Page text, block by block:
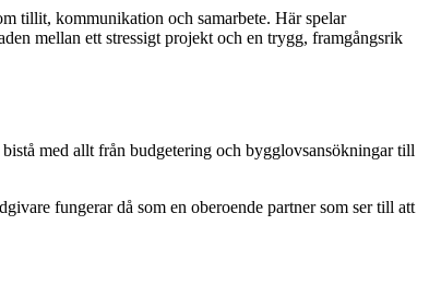
tillit, kommunikation och samarbete. Här spelar
mellan ett stressigt projekt och en trygg, framgångsrik
med allt från budgetering och bygglovsansökningar till
fungerar då som en oberoende partner som ser till att